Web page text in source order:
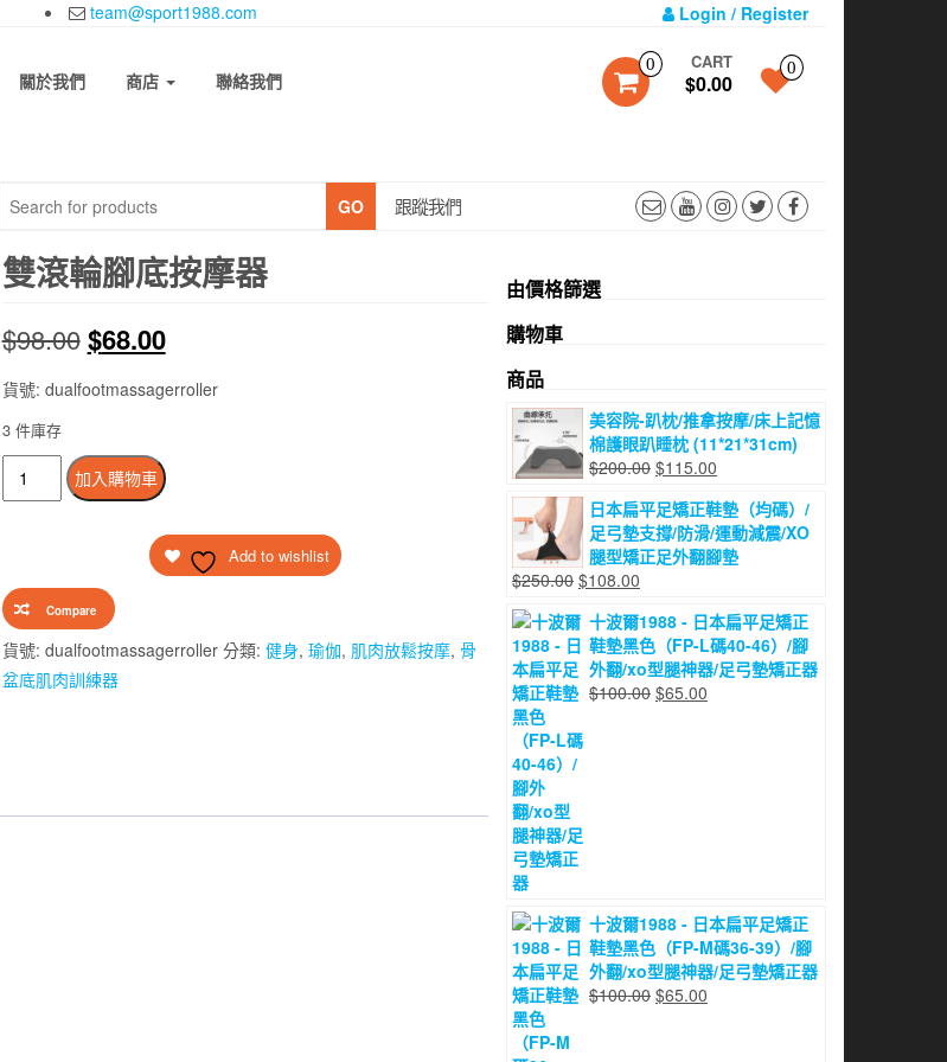
team@sport1988.com Login / Register
0 CART
$0.00
0
關於我們 商店 聯絡我們
GO 跟蹤我們
雙滾輪腳底按摩器
$98.00 原
始
格：
$68.00目
前
格：
貨號: dualfootmassagerroller
3 件庫存
滾
底
按
摩
器
加入購物車
Add to wishlist
Compare
貨號: dualfootmassagerroller 分類: 健身, 瑜伽, 肌肉放鬆按摩, 骨
盆底肌肉訓練器
由價格篩選
購物車
商品
美容院-趴枕/推拿按摩/床上記憶
棉護眼趴睡枕 (11*21*31cm)
$200.00 原
價
格：
$200.00。
$115.00
價
格：
$115.00。
日本扁平足矯正鞋墊（均碼）/
足弓墊支撐/防滑/運動減震/XO
腿型矯正足外翻腳墊
$250.00 原
價
格：
$250.00。
$108.00
價
格：
$108.00。
十波爾1988 - 日本扁平足矯正
鞋墊黑色（FP-L碼40-46）/腳
外翻/xo型腿神器/足弓墊矯正器
$100.00 原
$65.00
十波爾1988 - 日本扁平足矯正
鞋墊黑色（FP-M碼36-39）/腳
外翻/xo型腿神器/足弓墊矯正器
$100.00 原
$65.00